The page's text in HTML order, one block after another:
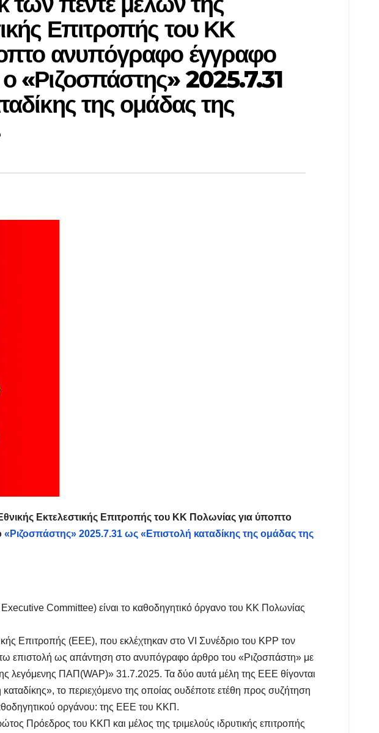
Επιτροπής του ΚΚ
ανυπόγραφο έγγραφο
«Ριζοσπάστης» 2025.7.31
της ομάδας της
Εκτελεστικής Επιτροπής του ΚΚ Πολωνίας για ύποπτο
«Ριζοσπάστης» 2025.7.31 ως «Επιστολή καταδίκης της ομάδας της
Committee) είναι το καθοδηγητικό όργανο του ΚΚ Πολωνίας
Επιτροπής (ΕΕΕ), που εκλέχτηκαν στο VI Συνέδριο του KPP τον
επιστολή ως απάντηση στο ανυπόγραφο άρθρο του «Ριζοσπάστη» με
λεγόμενης ΠΑΠ(WAP)» 31.7.2025. Τα δύο αυτά μέλη της ΕΕΕ θίγονται
το περιεχόμενο της οποίας ουδέποτε ετέθη προς συζήτηση
οργάνου: της ΕΕΕ του ΚΚΠ.
Πρόεδρος του KΚΠ και μέλος της τριμελούς ιδρυτικής επιτροπής